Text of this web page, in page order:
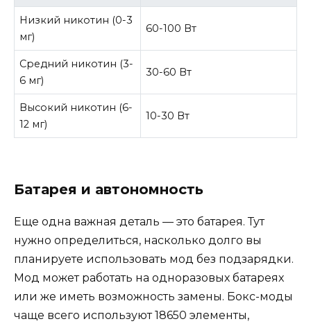
Низкий никотин (0-3
мг)
60-100 Вт
Средний никотин (3-
6 мг)
30-60 Вт
Высокий никотин (6-
12 мг)
10-30 Вт
Батарея и автономность
Еще одна важная деталь — это батарея. Тут
нужно определиться, насколько долго вы
планируете использовать мод без подзарядки.
Мод может работать на одноразовых батареях
или же иметь возможность замены. Бокс-моды
чаще всего используют 18650 элементы,